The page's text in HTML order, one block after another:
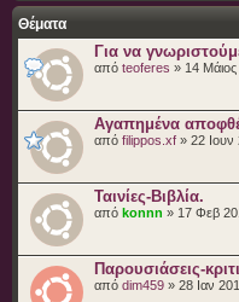
Θέματα
Για να
από teoferes » 14
Αγαπημένα
από filippos.xf » 22
Ταινίες-Βιβλία.
από konnn » 17 Φεβ
Παρουσιάσεις-
από dim459 » 28 Ιαν